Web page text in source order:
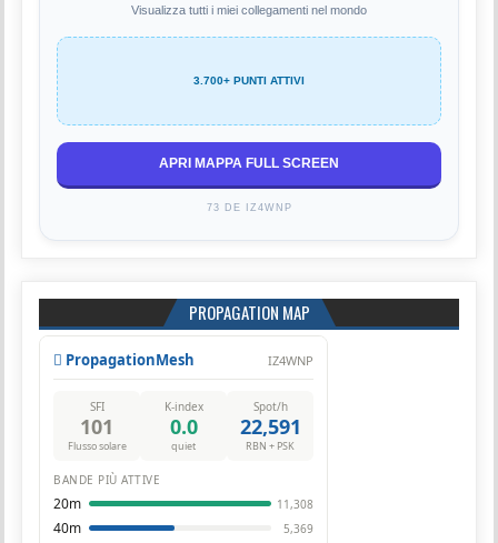
Visualizza tutti i miei collegamenti nel mondo
3.700+ PUNTI ATTIVI
APRI MAPPA FULL SCREEN
73 DE IZ4WNP
PROPAGATION MAP